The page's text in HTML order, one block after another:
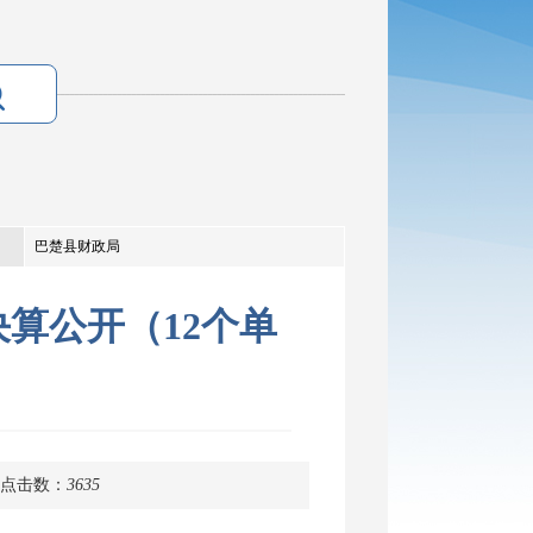
巴楚县财政局
公开（12个单
点击数： 3635